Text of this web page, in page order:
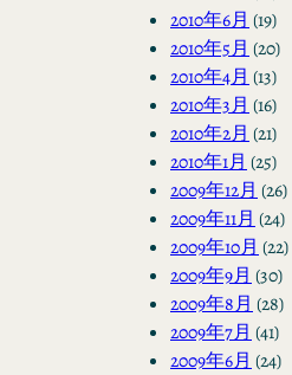
2010年6月 (19)
2010年5月 (20)
2010年4月 (13)
2010年3月 (16)
2010年2月 (21)
2010年1月 (25)
2009年12月 (26)
2009年11月 (24)
2009年10月 (22)
2009年9月 (30)
2009年8月 (28)
2009年7月 (41)
2009年6月 (24)